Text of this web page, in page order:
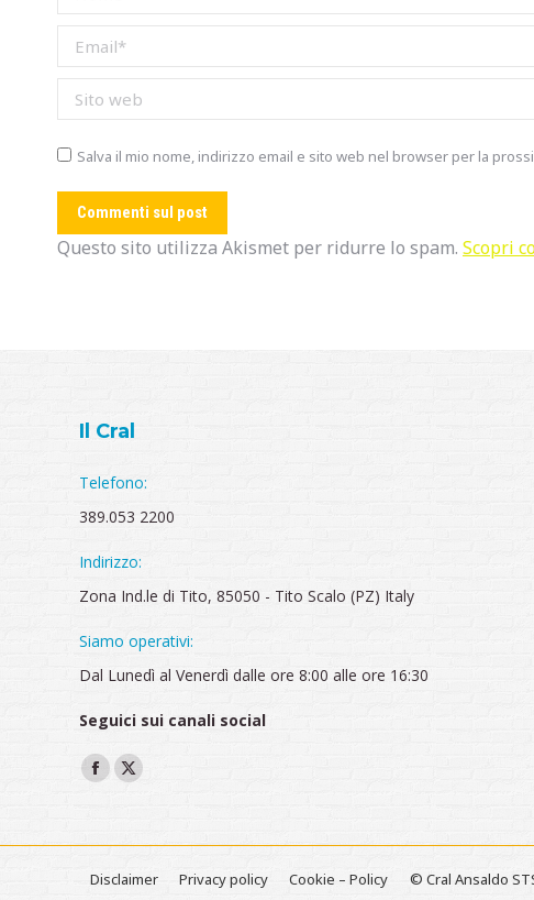
Email *
Sito web
Salva il mio nome, indirizzo email e sito web nel browser per la
Commenti sul post
Questo sito utilizza Akismet per ridurre lo spam. Scopri
Il Cral
Telefono:
389.053 2200
Indirizzo:
Zona Ind.le di Tito, 85050 - Tito Scalo (PZ) Italy
Siamo operativi:
Dal Lunedì al Venerdì dalle ore 8:00 alle ore 16:30
Seguici sui canali social
Ci puoi trovare su:
Facebook
X
Disclaimer Privacy policy Cookie – Policy © Cral Ansaldo